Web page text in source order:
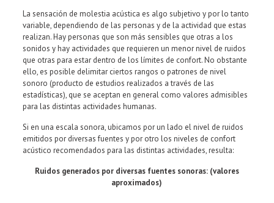
La sensación de molestia acústica es algo subjetivo y por lo tanto
variable, dependiendo de las personas y de la actividad que estas
realizan. Hay personas que son más sensibles que otras a los
sonidos y hay actividades que requieren un menor nivel de ruidos
que otras para estar dentro de los límites de confort. No obstante
ello, es posible delimitar ciertos rangos o patrones de nivel
sonoro (producto de estudios realizados a través de las
estadísticas), que se aceptan en general como valores admisibles
para las distintas actividades humanas.
Si en una escala sonora, ubicamos por un lado el nivel de ruidos
emitidos por diversas fuentes y por otro los niveles de confort
acústico recomendados para las distintas actividades, resulta:
Ruidos generados por diversas fuentes sonoras: (valores
aproximados)